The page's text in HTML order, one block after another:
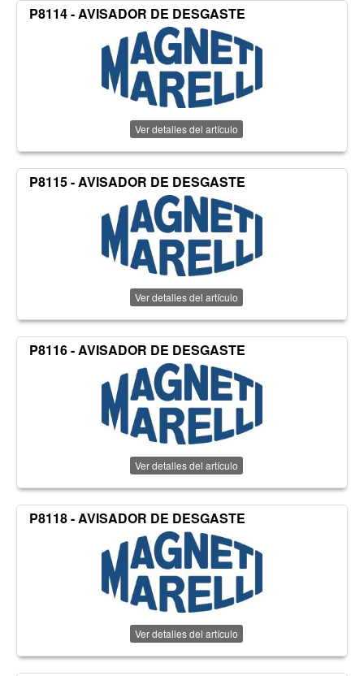
P8114 - AVISADOR DE DESGASTE
Ver detalles del artículo
P8115 - AVISADOR DE DESGASTE
Ver detalles del artículo
P8116 - AVISADOR DE DESGASTE
Ver detalles del artículo
P8118 - AVISADOR DE DESGASTE
Ver detalles del artículo